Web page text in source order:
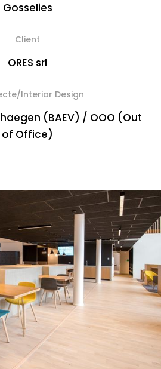
Gosselies
Client
ORES srl
Interior Design
(BAEV) / OOO (Out
of Office)